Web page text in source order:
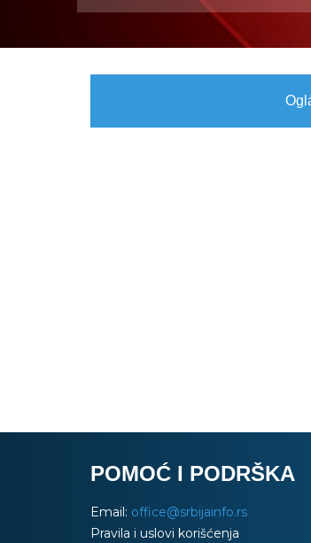
POMOĆ I PODRŠKA
Email: office@srbijainfo.rs
Pravila i uslovi korišćenja